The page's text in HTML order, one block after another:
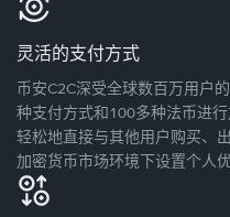
灵活的支付方式
币安C2C深受全球数百万用户
种支付方式和100多种法币进
轻松地直接与其他用户购买、
加密货币市场环境下设置个人